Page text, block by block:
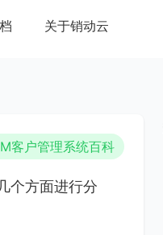
关于销动云
客户管理系统百科
个方面进行分